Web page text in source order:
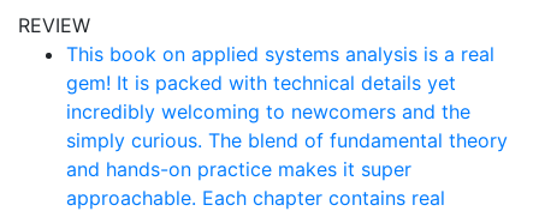
REVIEW
This book on applied systems analysis is a real
gem! It is packed with technical details yet
incredibly welcoming to newcomers and the
simply curious. The blend of fundamental theory
and hands-on practice makes it super
approachable. Each chapter contains real